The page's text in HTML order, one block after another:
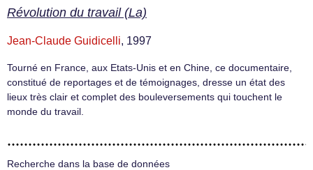
Révolution du travail (La)
Jean-Claude Guidicelli, 1997
Tourné en France, aux Etats-Unis et en Chine, ce documentaire,
constitué de reportages et de témoignages, dresse un état des
lieux très clair et complet des bouleversements qui touchent le
monde du travail.
Recherche dans la base de données